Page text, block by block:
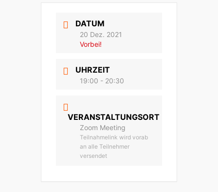
DATUM
20 Dez. 2021
Vorbei!
UHRZEIT
19:00 - 20:30
VERANSTALTUNGSORT
Zoom Meeting
Teilnahmelink wird vorab
an alle Teilnehmer
versendet